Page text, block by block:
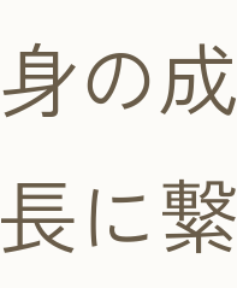
身の成
長に繋